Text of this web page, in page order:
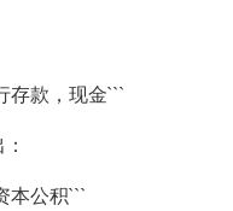
存款，现金```
本公积```